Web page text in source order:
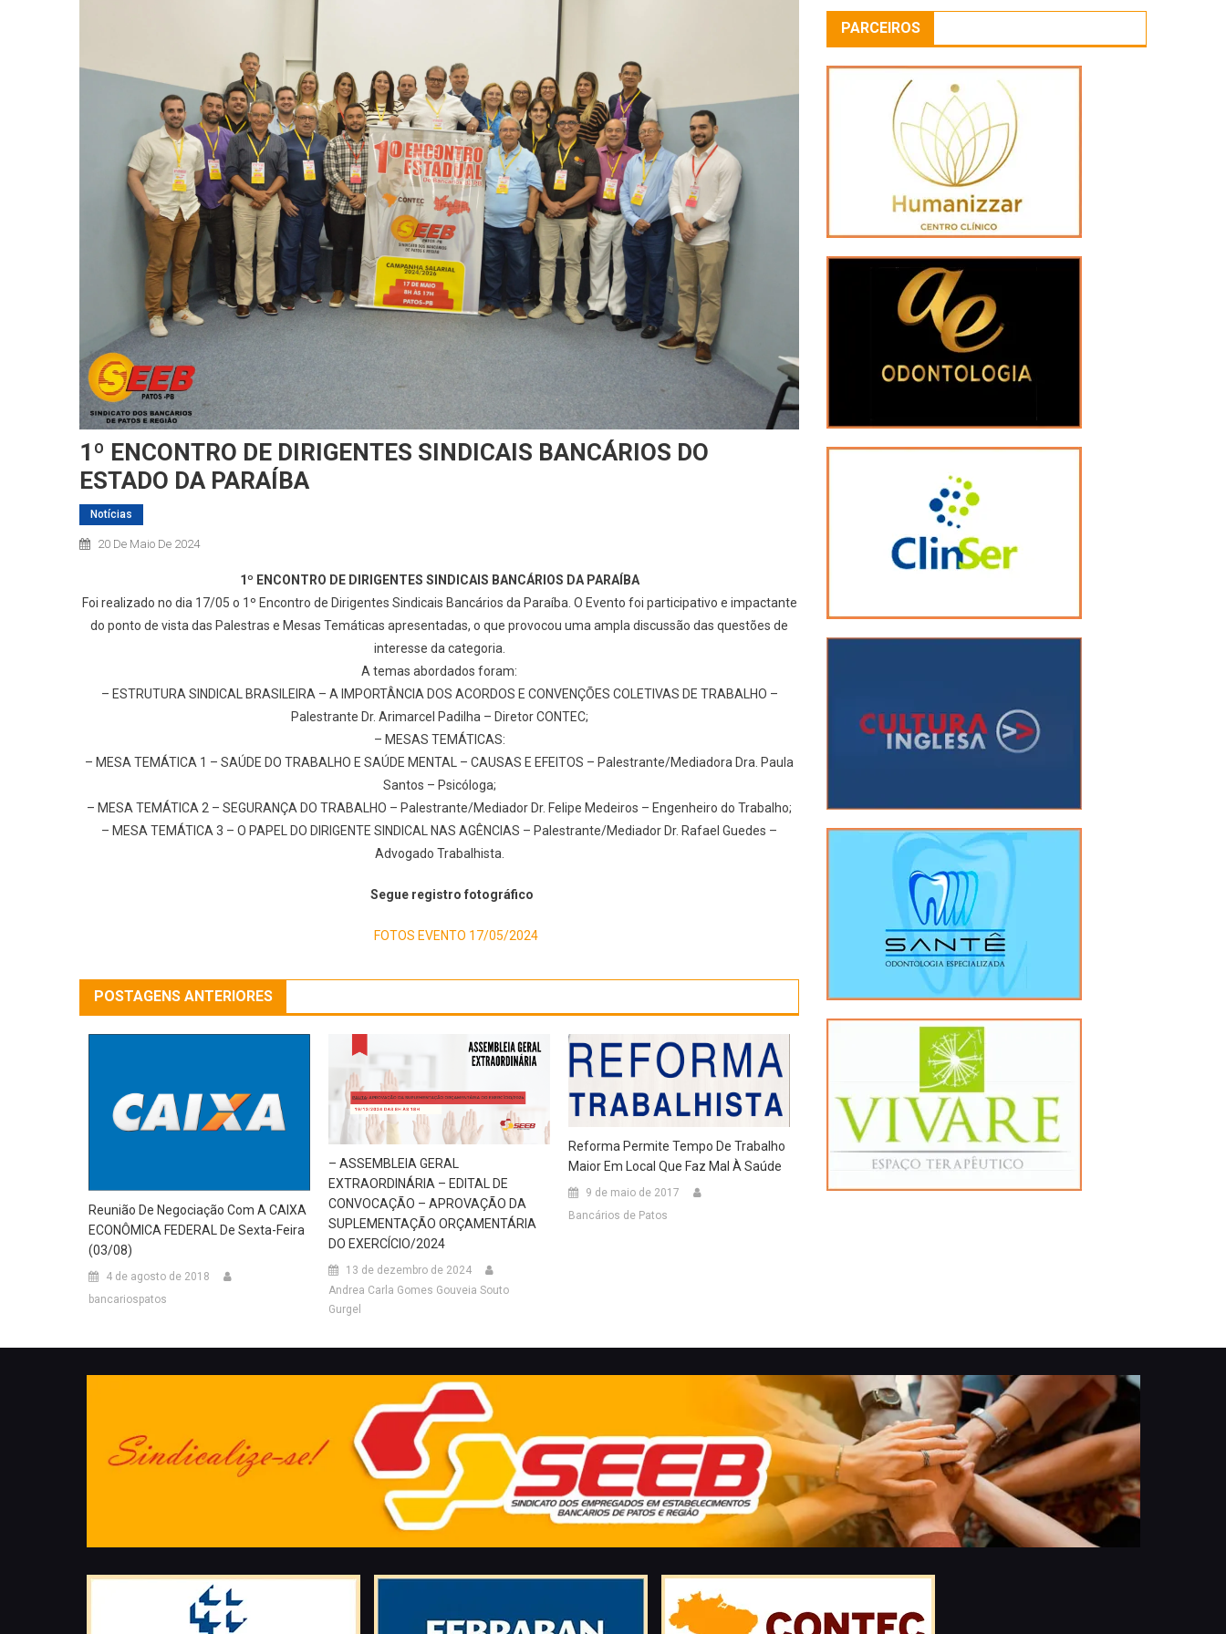
1º ENCONTRO DE DIRIGENTES SINDICAIS BANCÁRIOS DO
ESTADO DA PARAÍBA
Notícias
20 De Maio De 2024
1º ENCONTRO DE DIRIGENTES SINDICAIS BANCÁRIOS DA PARAÍBA
Foi realizado no dia 17/05 o 1º Encontro de Dirigentes Sindicais Bancários da Paraíba. O Evento foi participativo e impactante
do ponto de vista das Palestras e Mesas Temáticas apresentadas, o que provocou uma ampla discussão das questões de
interesse da categoria.
A temas abordados foram:
– ESTRUTURA SINDICAL BRASILEIRA – A IMPORTÂNCIA DOS ACORDOS E CONVENÇÕES COLETIVAS DE TRABALHO –
Palestrante Dr. Arimarcel Padilha – Diretor CONTEC;
– MESAS TEMÁTICAS:
– MESA TEMÁTICA 1 – SAÚDE DO TRABALHO E SAÚDE MENTAL – CAUSAS E EFEITOS – Palestrante/Mediadora Dra. Paula
Santos – Psicóloga;
– MESA TEMÁTICA 2 – SEGURANÇA DO TRABALHO – Palestrante/Mediador Dr. Felipe Medeiros – Engenheiro do Trabalho;
– MESA TEMÁTICA 3 – O PAPEL DO DIRIGENTE SINDICAL NAS AGÊNCIAS – Palestrante/Mediador Dr. Rafael Guedes –
Advogado Trabalhista.
Segue registro fotográfico
FOTOS EVENTO 17/05/2024
POSTAGENS ANTERIORES
Reunião De Negociação Com A CAIXA
ECONÔMICA FEDERAL De Sexta-Feira
(03/08)
4 de agosto de 2018
bancariospatos
– ASSEMBLEIA GERAL
EXTRAORDINÁRIA – EDITAL DE
CONVOCAÇÃO – APROVAÇÃO DA
SUPLEMENTAÇÃO ORÇAMENTÁRIA
DO EXERCÍCIO/2024
13 de dezembro de 2024
Andrea Carla Gomes Gouveia Souto
Gurgel
Reforma Permite Tempo De Trabalho
Maior Em Local Que Faz Mal À Saúde
9 de maio de 2017
Bancários de Patos
PARCEIROS